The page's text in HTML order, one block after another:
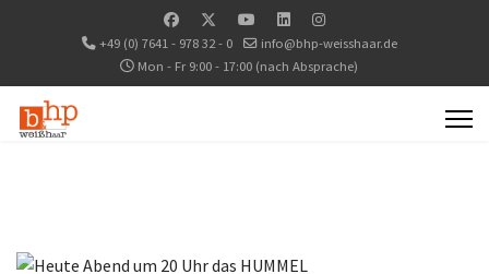
+49 (0) 7641 - 978 32 - 0
info@bhp-weisshaar.de
Mon - Fr 9:00 - 17:00 (nach Absprache)